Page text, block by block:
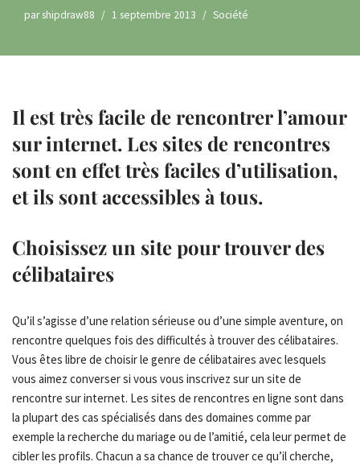
parshipdraw88 1 septembre 2013 Société
Il est très facile de rencontrer l’amour
sur internet. Les sites de rencontres
sont en effet très faciles d’utilisation,
et ils sont accessibles à tous.
Choisissez un site pour trouver des
célibataires
Qu’il s’agisse d’une relation sérieuse ou d’une simple aventure, on
rencontre quelques fois des difficultés à trouver des célibataires.
Vous êtes libre de choisir le genre de célibataires avec lesquels
vous aimez converser si vous vous inscrivez sur un site de
rencontre sur internet. Les sites de rencontres en ligne sont dans
la plupart des cas spécialisés dans des domaines comme par
exemple la recherche du mariage ou de l’amitié, cela leur permet de
cibler les profils. Chacun a sa chance de trouver ce qu’il cherche,